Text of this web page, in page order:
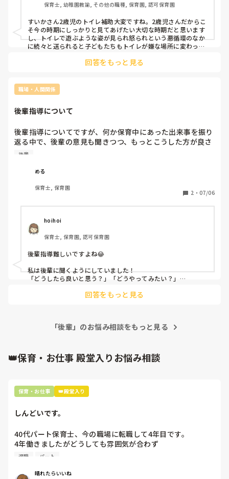
につられて真似する子等がいます。続々と送るにしても配慮
が必要な子は時間差で送るとか、トイトレ中の子は職員が別
で付き添うとか色々方法はあるのに、いつも続々と送ってき
ます。
っくりとトイレの様子を確認しながら見る事が出来たり、ト
りぐるぐるとしたり、ほとんどの子が立ち便器ができなかっ
たりという事がなかったのでとてもスムーズにトイレを済ま
てもとりあえず出来てるのは「〇〇くん！遊ばない！ふさげ
せたりしてるからだと思います。（部屋で同様な声掛けをし
て言う事を聞かせるような保育をしているので）でも、私自
身はやはり子ども達が「おしっこうまくいったねよかった
あげたいと感じます。
上の先輩なのですが、後輩に対してかなり高圧的な態度です
子もトイレに影響が出てるので、配慮が必要な子は最後の方
に声掛けしてほしい」と伝えたいのですが未だに言えてませ
※夕方の時間帯なので、その次の活動でおやつや昼食や午睡
があるわけでなく室内遊びをしている合間に行っています。
時間に追われているわけでないので個別で対応する時間はた
っぷりあるのに、担任達はいつも急かせか急げ急げという雰
囲気ですごくやりづらいです。
夕方の時間帯は10人前後に担任1オア2人＋フリーが1オア2
保育士, 幼稚園教諭, その他の職種, 保育園, 認可保育園
すいかさん2歳児のトイレ補助大変ですね。2歳児さんだからこ
そ今の時期にしっかりと見てあげたい大切な時期だと思います
し、トイレで遊ぶような姿が見られ怒られという悪循環のなか
に続々と送られると子どもたちもトイレが嫌な場所に変わって
な態度の先輩とのことでわたしも過去になかなか意見を言うこ
からの意見を受け取ってくれないかもしれません。もしも主幹
の先生が相談しやすい先生でしたら上の先生に相談してみるの
少しずつ送ってもらうことですいかさんがおっしゃっているよ
た環境のなかで排泄できますもんね少しでも子どもたちにとっ
ても先生にとっても過ごしやすい環境になりますように‥
回答をもっと見る
職場・人間関係
後輩指導について
後輩指導についてですが、何か保育中にあった出来事を振り
返る中で、後輩の意見も聞きつつ、もっとこうした方が良さ
そう！アドバイスをするのですが、「すみません、私が悪か
まうんです。
にはしているのですが、どうしても悲観的になってしまって
こういう後輩との関わり方や伝え方で何かいい方法や経験者
はいらっしゃいませんか？
後輩
める
保育士, 保育園
2 ・ 07/06
hoihoi
保育士, 保育園, 認可保育園
後輩指導難しいですよね😂
私は後輩に聞くようにしていました！
「どうしたら良いと思う？」「どうやってみたい？」
えを出せるようになっていました。
す！
そして、めるさんのように後輩のことまで考えられる素敵な保
回答をもっと見る
「後輩」のお悩み相談をもっと見る
👑保育・お仕事 殿堂入りお悩み相談
保育・お仕事 👑殿堂入り
しんどいです。
40代パート保育士、今の職場に転職して4年目です。
4年働きましたがどうしても雰囲気が合わず
退職しようと思っています。
周りの職員は、勤続10年以上から何十年という先生がほとん
退職 パート
晴れたらいいね